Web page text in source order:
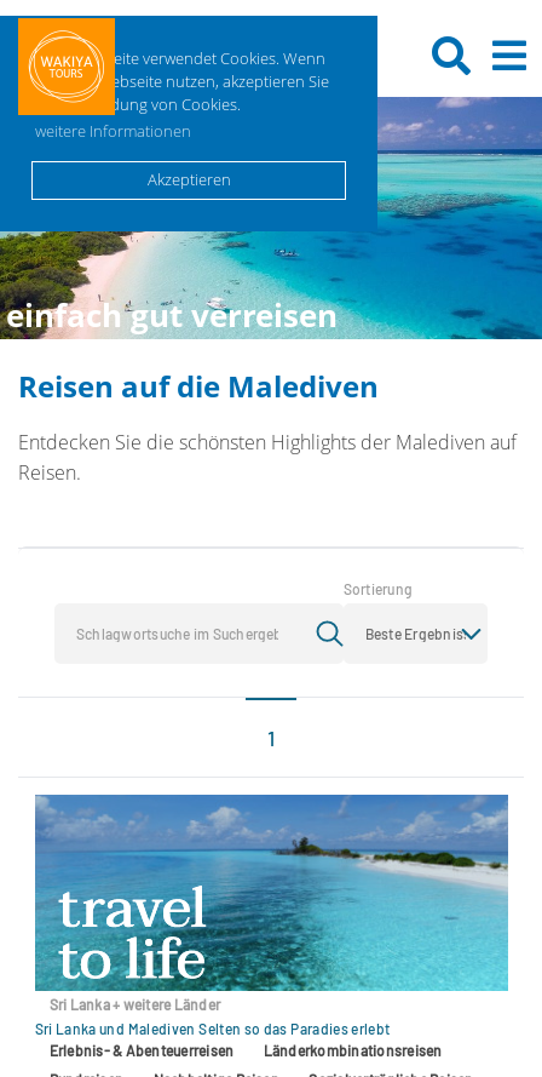
Diese Webseite verwendet Cookies. Wenn
Sie diese Webseite nutzen, akzeptieren Sie
die Verwendung von Cookies.
weitere Informationen
Akzeptieren
einfach gut verreisen
Reisen auf die Malediven
Entdecken Sie die schönsten Highlights der Malediven auf
Reisen.